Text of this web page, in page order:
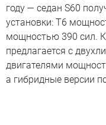
году — седан S60
установки: T6
мощностью 390 сил.
предлагается с
двигателями
а гибридные версии